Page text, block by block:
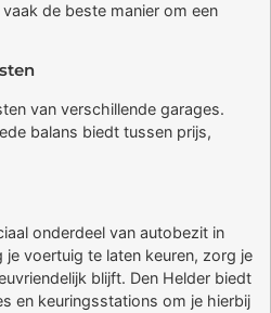
de beste manier om een
van verschillende garages.
balans biedt tussen prijs,
onderdeel van autobezit in
je voertuig te laten keuren, zorg je
blijft. Den Helder biedt
en keuringsstations om je hierbij